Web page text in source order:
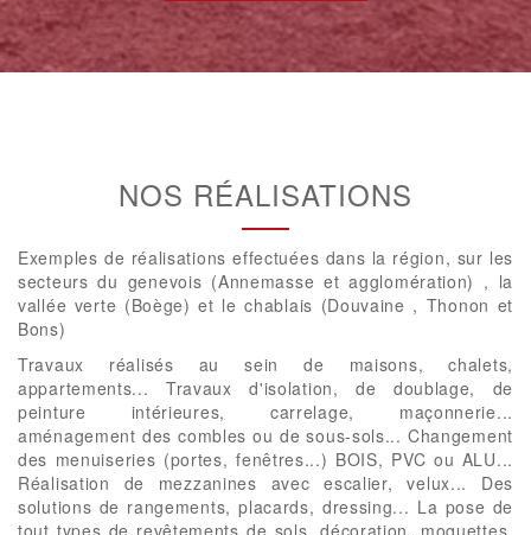
NOS RÉALISATIONS
Exemples de réalisations effectuées dans la région, sur les
secteurs du genevois (Annemasse et agglomération) , la
vallée verte (Boège) et le chablais (Douvaine , Thonon et
Bons)
Travaux réalisés au sein de maisons, chalets,
appartements... Travaux d'isolation, de doublage, de
peinture intérieures, carrelage, maçonnerie...
aménagement des combles ou de sous-sols... Changement
des menuiseries (portes, fenêtres...) BOIS, PVC ou ALU...
Réalisation de mezzanines avec escalier, velux... Des
solutions de rangements, placards, dressing... La pose de
tout types de revêtements de sols, décoration, moquettes,